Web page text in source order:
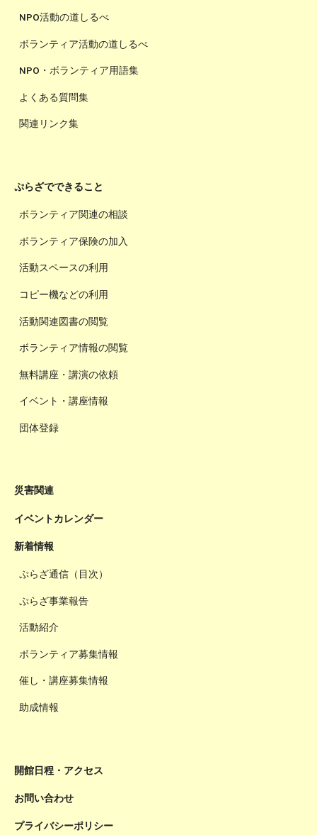
NPO活動の道しるべ
ボランティア活動の道しるべ
NPO・ボランティア用語集
よくある質問集
関連リンク集
ぷらざでできること
ボランティア関連の相談
ボランティア保険の加入
活動スペースの利用
コピー機などの利用
活動関連図書の閲覧
ボランティア情報の閲覧
無料講座・講演の依頼
イベント・講座情報
団体登録
災害関連
イベントカレンダー
新着情報
ぷらざ通信（目次）
ぷらざ事業報告
活動紹介
ボランティア募集情報
催し・講座募集情報
助成情報
開館日程・アクセス
お問い合わせ
プライバシーポリシー